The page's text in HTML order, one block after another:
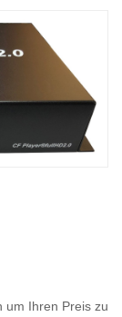
um Ihren Preis zu